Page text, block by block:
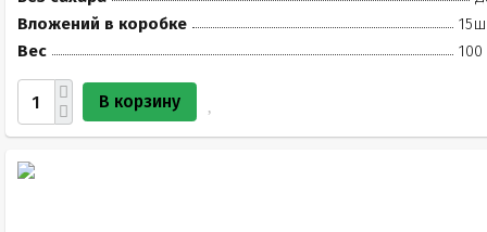
Вложений в коробке
Вес
100
В корзину